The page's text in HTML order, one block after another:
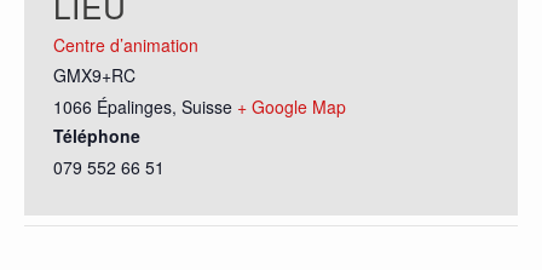
Centre d’animation
GMX9+RC
1066 Épalinges, Suisse + Google Map
Téléphone
079 552 66 51